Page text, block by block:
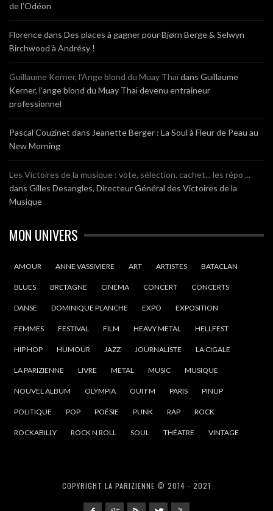
de l’Odéon
Florencedans Des places à gagner pour Bjørn Berge & Selwyn
Birchwood à Andrésy !
Guillaume Kerner, l’Ange blond du Muay Thaïdans Guillaume
Kerner, l’ange blond du Muay Thaï devenu entraineur
professionnel
Pascal Couzinet dans Jeanette Berger : La Soul à Fleur de Peau au
New Morning
Les Victoires de la musique : vote, sélection, cachet... les répo ...
dans Gilles Desangles, Directeur Général des Victoires de la
Musique
MON UNIVERS
AMOUR ANNE VASSIVIERE ART ARTISTES BATACLAN
BLUES BRETAGNE CINEMA CONCERT CONCERTS
DANSE DOMINIQUE PLANCHE EXPO EXPOSITION
FEMMES FESTIVAL FILM HEAVY METAL HELLFEST
HIP HOP HUMOUR JAZZ JOURNALISTE LA CIGALE
LA PARIZIENNE LIVRE METAL MUSIC MUSIQUE
NOUVEL ALBUM OLYMPIA OUI FM PARIS PINUP
POLITIQUE POP POÉSIE PUNK RAP ROCK
ROCKABILLY ROCK N ROLL SOUL THÉATRE VINTAGE
COPYRIGHT LA PARIZIENNE © 2014 - 2021